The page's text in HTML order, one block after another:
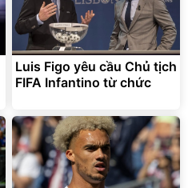
Luis Figo yêu cầu Chủ tịch
FIFA Infantino từ chức